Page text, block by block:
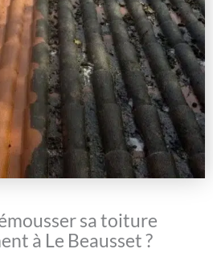
sa toiture
à Le Beausset ?